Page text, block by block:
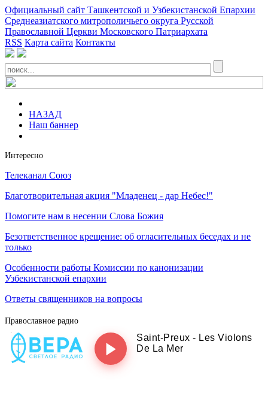
Официальный сайт Ташкентской и Узбекистанской Епархии
Среднеазиатского митрополичьего округа Русской
Православной Церкви Московского Патриархата
RSS Карта сайта Контакты
НАЗАД
Наш баннер
Интересно
Телеканал Союз
Благотворительная акция "Младенец - дар Небес!"
Помогите нам в несении Слова Божия
Безответственное крещение: об огласительных беседах и не
только
Особенности работы Комиссии по канонизации
Узбекистанской епархии
Ответы священников на вопросы
Православное радио